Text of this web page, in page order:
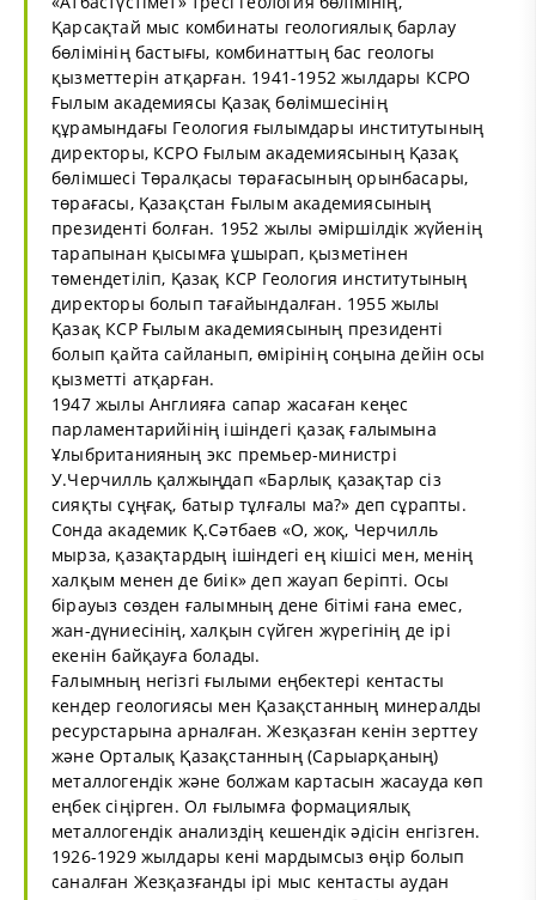
Қарсақтай мыс комбинаты геологиялық барлау
бөлімінің бастығы, комбинаттың бас геологы
қызметтерін атқарған. 1941-1952 жылдары КСРО
Ғылым академиясы Қазақ бөлімшесінің
құрамындағы Геология ғылымдары институтының
директоры, КСРО Ғылым академиясының Қазақ
бөлімшесі Төралқасы төрағасының орынбасары,
төрағасы, Қазақстан Ғылым академиясының
президенті болған. 1952 жылы әміршілдік жүйенің
тарапынан қысымға ұшырап, қызметінен
төмендетіліп, Қазақ КСР Геология институтының
директоры болып тағайындалған. 1955 жылы
Қазақ КСР Ғылым академиясының президенті
болып қайта сайланып, өмірінің соңына дейін осы
қызметті атқарған.
1947 жылы Англияға сапар жасаған кеңес
парламентарийінің ішіндегі қазақ ғалымына
Ұлыбританияның экс премьер-министрі
У.Черчилль қалжыңдап «Барлық қазақтар сіз
сияқты сұңғақ, батыр тұлғалы ма?» деп сұрапты.
Сонда академик Қ.Сәтбаев «О, жоқ, Черчилль
мырза, қазақтардың ішіндегі ең кішісі мен, менің
халқым менен де биік» деп жауап беріпті. Осы
бірауыз сөзден ғалымның дене бітімі ғана емес,
жан-дүниесінің, халқын сүйген жүрегінің де ірі
екенін байқауға болады.
Ғалымның негізгі ғылыми еңбектері кентасты
кендер геологиясы мен Қазақстанның минералды
ресурстарына арналған. Жезқазған кенін зерттеу
және Орталық Қазақстанның (Сарыарқаның)
металлогендік және болжам картасын жасауда көп
еңбек сіңірген. Ол ғылымға формациялық
металлогендік анализдің кешендік әдісін енгізген.
1926-1929 жылдары кені мардымсыз өңір болып
саналған Жезқазғанды ірі мыс кентасты аудан